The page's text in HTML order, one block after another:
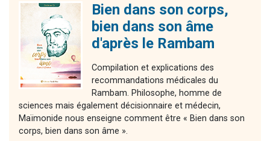
Bien dans son corps,
bien dans son âme
d'après le Rambam
Compilation et explications des
recommandations médicales du
Rambam. Philosophe, homme de
sciences mais également décisionnaire et médecin,
Maïmonide nous enseigne comment être « Bien dans son
corps, bien dans son âme ».